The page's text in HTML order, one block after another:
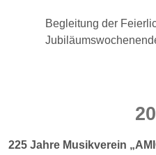
Begleitung der
225 Jahre Musikverein